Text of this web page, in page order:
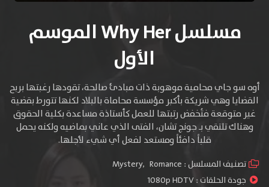
مسلسل Why Her الموسم
الأول
أوه سو جاي محامية موهوبة ذات مبادئ صالحة، تقودها رغبتها بربح
القضايا وهي شريكة بأكبر مؤسسة محاماة بالبلاد لكنها تتورط بقضية
غير متوقعة فتُخفض رتبتها للعمل كأستاذة مساعدة بكلية الحقوق
وهناك تلتقي بـ جونج تشان، الفتى الذي عاني بماضيه ولكنه يحمل
قلباً دافئاً ومستعد لفعل أي شيء لأجلها.
تصنيف المسلسل : Mystery, Romance
جودة الحلقات :1080p HDTV